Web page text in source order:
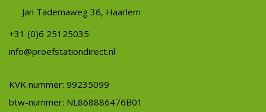
Jan Tademaweg 36, Haarlem
+31 (0)6 25125035
info@proefstationdirect.nl
KVK nummer: 99235099
btw-nummer: NL868886476B01